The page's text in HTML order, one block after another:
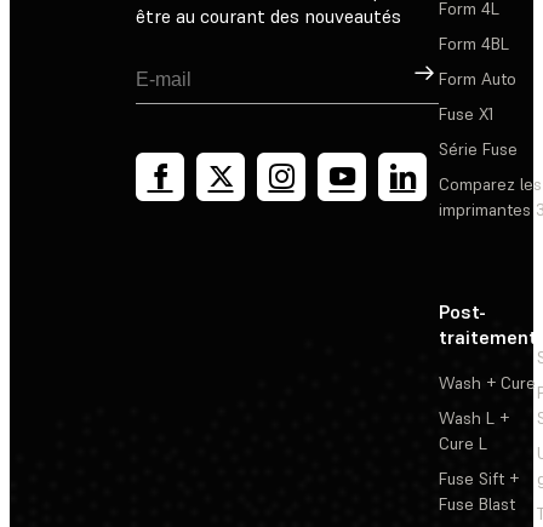
être au courant des nouveautés
Inscription
Form 4L
Form 4BL
Form Auto
Fuse X1
Série Fuse
Comparez les
imprimantes
Post-
traitement
Wash + Cure
Wash L +
Cure L
Fuse Sift +
Fuse Blast